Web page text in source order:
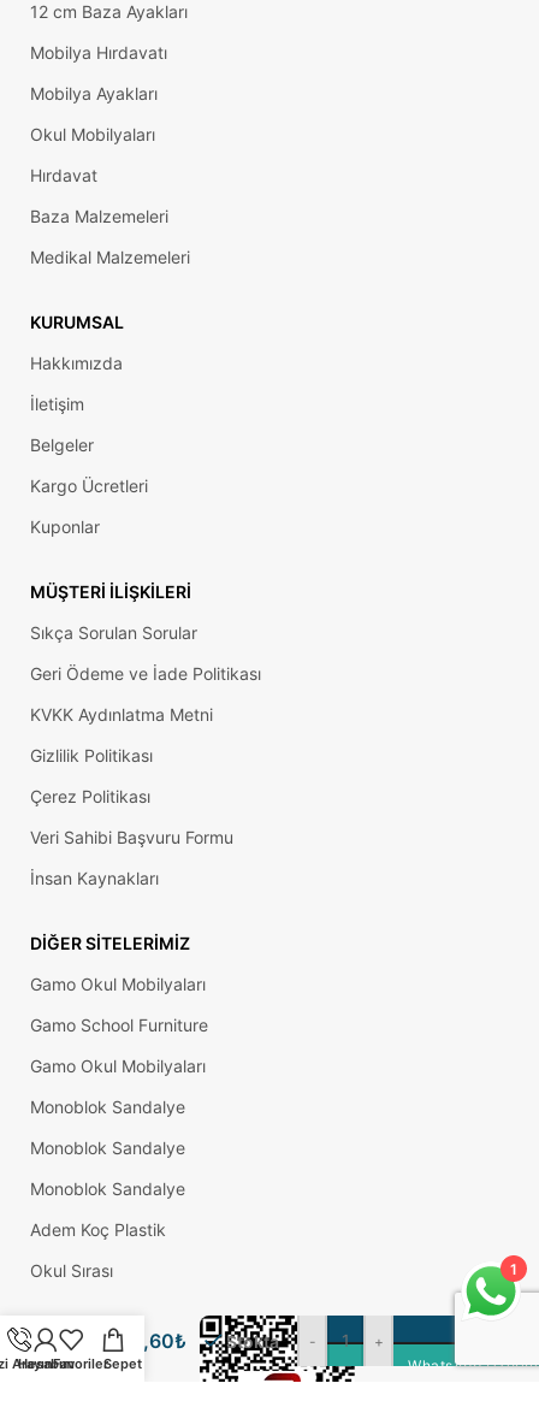
12 cm Baza Ayakları
Mobilya Hırdavatı
Mobilya Ayakları
Okul Mobilyaları
Hırdavat
Baza Malzemeleri
Medikal Malzemeleri
KURUMSAL
Hakkımızda
İletişim
Belgeler
Kargo Ücretleri
Kuponlar
MÜŞTERI İLIŞKILERI
Sıkça Sorulan Sorular
Geri Ödeme ve İade Politikası
KVKK Aydınlatma Metni
Gizlilik Politikası
Çerez Politikası
Veri Sahibi Başvuru Formu
İnsan Kaynakları
DIĞER SITELERIMIZ
Gamo Okul Mobilyaları
Gamo School Furniture
Gamo Okul Mobilyaları
Monoblok Sandalye
Monoblok Sandalye
Monoblok Sandalye
Adem Koç Plastik
Okul Sırası
Arayın
HesabımFavorilerSepet
Plastik
Siyah
2,60₺ Stokta - +
WhatsApp
1